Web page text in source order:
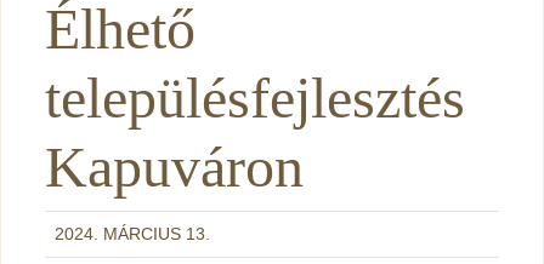
Élhető
településfejlesztés
Kapuváron
2024. MÁRCIUS 13.